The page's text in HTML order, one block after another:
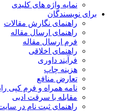
نمایه واژه های کلیدی
برای نویسندگان
راهنمای نگارش مقالات
راهنمای ارسال مقاله
فرم ارسال مقاله
راهنمای اخلاقی
فرآیند داوری
هزینه چاپ
تعارض منافع
نامه همراه و فرم کپی
مقابله با سرقت ادبی
راهنمای ثبت نام در سایت ORCID